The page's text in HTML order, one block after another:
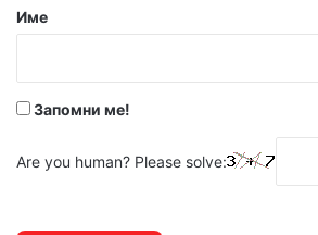
р
Име
Запомни ме!
Are you human? Please solve: